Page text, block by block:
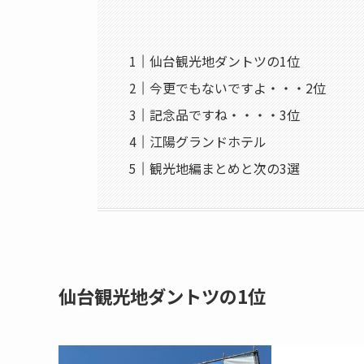
仙台観光地ダントツの1位
今更でもないですよ・・・2位
記念品ですね・・・・3位
江陽グランドホテル
観光地編まとめと次の3選
仙台観光地ダントツの1位